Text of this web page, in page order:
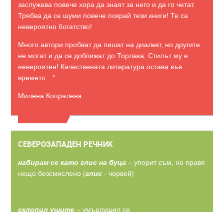
заслужава повече хора да знаят за него и да го четат.
Трябва да се шуми повече покрай тези книги! Те са
невероятно богатство!
Много автори пробват да пишат на диалект, но другите
не могат и да се доближат до Торлака. Стилът му е
невероятен! Качествената литература остава във
времето…“
Милена Копралева
СЕВЕРОЗАПАДЕН РЕЧНИК
набирам се като глис на буца – упорит съм, но правя
нещо безсмислено (глис - червей)
склопил ушите – умърлушил се